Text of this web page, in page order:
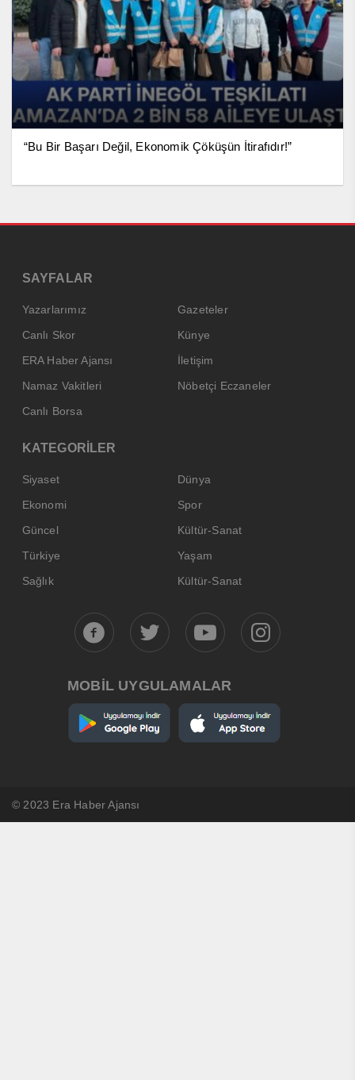
“Bu Bir Başarı Değil, Ekonomik Çöküşün İtirafıdır!”
SAYFALAR
Yazarlarımız
Gazeteler
Canlı Skor
Künye
ERA Haber Ajansı
İletişim
Namaz Vakitleri
Nöbetçi Eczaneler
Canlı Borsa
KATEGORİLER
Siyaset
Dünya
Ekonomi
Spor
Güncel
Kültür-Sanat
Türkiye
Yaşam
Sağlık
Kültür-Sanat
MOBİL UYGULAMALAR
© 2023 Era Haber Ajansı